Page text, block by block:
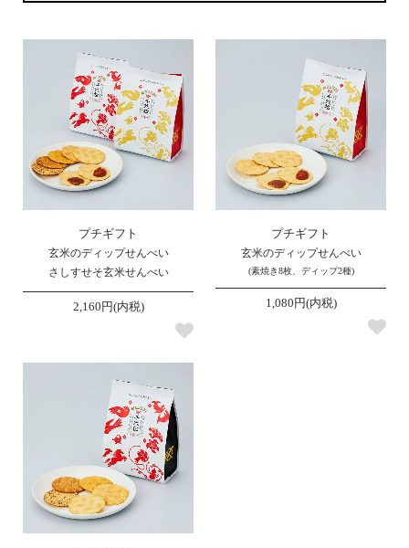
プチギフト
玄米のディップせんべい
さしすせそ玄米せんべい
2,160円(内税)
プチギフト
玄米のディップせんべい
(素焼き8枚、ディップ2種)
1,080円(内税)